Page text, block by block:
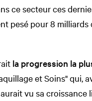
ce secteur ces
pesé pour 8 milliards
la progression la
et Soins" qui,
vu sa croissance